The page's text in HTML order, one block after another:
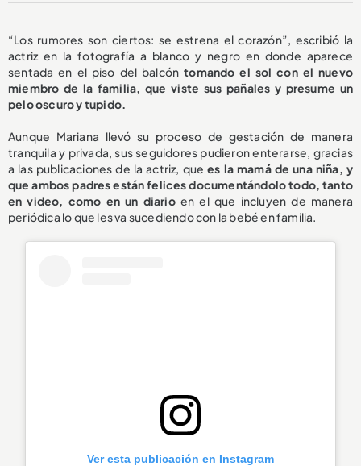
“Los rumores son ciertos: se estrena el corazón”, escribió la
actriz en la fotografía a blanco y negro en donde aparece
sentada en el piso del balcóntomando el sol con el nuevo
miembro de la familia, que viste sus pañales y presume un
pelo oscuro y tupido.
Aunque Mariana llevó su proceso de gestación de manera
tranquila y privada, sus seguidores pudieron enterarse, gracias
a las publicaciones de la actriz, quees la mamá de una niña, y
que ambos padres están felices documentándolo todo, tanto
en video, como en un diarioen el que incluyen de manera
periódica lo que les va sucediendo con la bebé en familia.
Ver esta publicación en Instagram